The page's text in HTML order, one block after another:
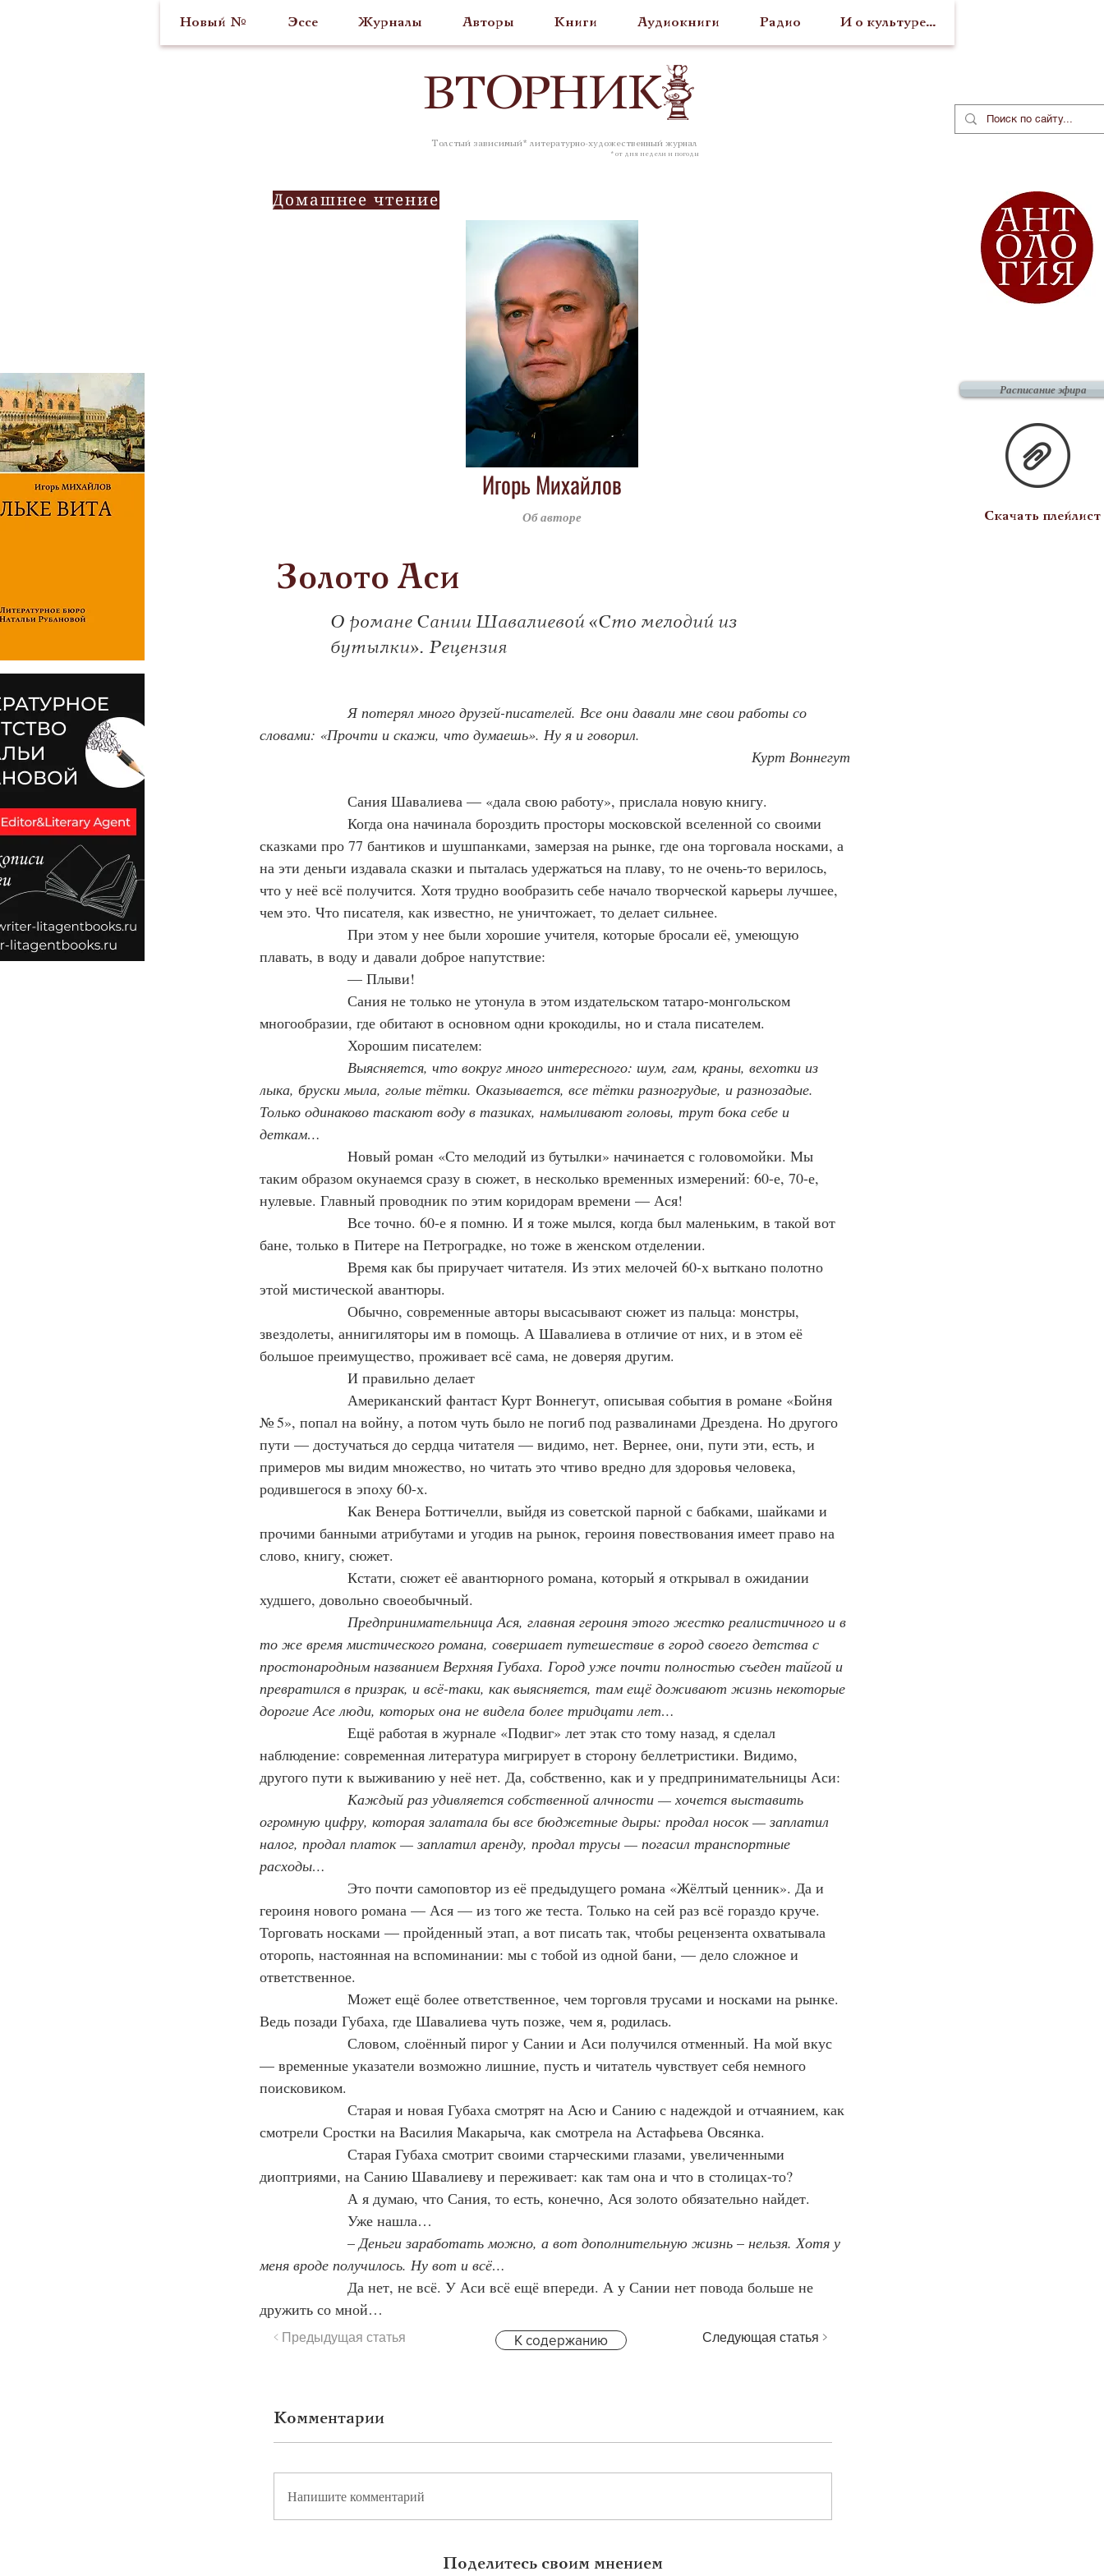
Новый № Эссе Журналы Авторы Книги Аудиокниги Радио И о культуре...
ВТОРНИК
Толстый зависимый* литературно-художественный журнал
* от дня недели и погоды
Домашнее чтение
Игорь Михайлов
Об авторе
Золото Аси
О романе Сании Шавалиевой «Сто мелодий из
бутылки». Рецензия
Я потерял много друзей-писателей. Все они давали мне свои работы со
словами: «Прочти и скажи, что думаешь». Ну я и говорил.
Курт Воннегут
Сания Шавалиева — «дала свою работу», прислала новую книгу.
Когда она начинала бороздить просторы московской вселенной со своими
сказками про 77 бантиков и шушпанками, замерзая на рынке, где она торговала носками, а
на эти деньги издавала сказки и пыталась удержаться на плаву, то не очень-то верилось,
что у неё всё получится. Хотя трудно вообразить себе начало творческой карьеры лучшее,
чем это. Что писателя, как известно, не уничтожает, то делает сильнее.
При этом у нее были хорошие учителя, которые бросали её, умеющую
плавать, в воду и давали доброе напутствие:
— Плыви!
Сания не только не утонула в этом издательском татаро-монгольском
многообразии, где обитают в основном одни крокодилы, но и стала писателем.
Хорошим писателем:
Выясняется, что вокруг много интересного: шум, гам, краны, вехотки из
лыка, бруски мыла, голые тётки. Оказывается, все тётки разногрудые, и разнозадые.
Только одинаково таскают воду в тазиках, намыливают головы, трут бока себе и
деткам…
Новый роман «Сто мелодий из бутылки» начинается с головомойки. Мы
таким образом окунаемся сразу в сюжет, в несколько временных измерений: 60-е, 70-е,
нулевые. Главный проводник по этим коридорам времени — Ася!
Все точно. 60-е я помню. И я тоже мылся, когда был маленьким, в такой вот
бане, только в Питере на Петроградке, но тоже в женском отделении.
Время как бы приручает читателя. Из этих мелочей 60-х выткано полотно
этой мистической авантюры.
Обычно, современные авторы высасывают сюжет из пальца: монстры,
звездолеты, аннигиляторы им в помощь. А Шавалиева в отличие от них, и в этом её
большое преимущество, проживает всё сама, не доверяя другим.
И правильно делает
Американский фантаст Курт Воннегут, описывая события в романе «Бойня
№ 5», попал на войну, а потом чуть было не погиб под развалинами Дрездена. Но другого
пути — достучаться до сердца читателя — видимо, нет. Вернее, они, пути эти, есть, и
примеров мы видим множество, но читать это чтиво вредно для здоровья человека,
родившегося в эпоху 60-х.
Как Венера Боттичелли, выйдя из советской парной с бабками, шайками и
прочими банными атрибутами и угодив на рынок, героиня повествования имеет право на
слово, книгу, сюжет.
Кстати, сюжет её авантюрного романа, который я открывал в ожидании
худшего, довольно своеобычный.
Предпринимательница Ася, главная героиня этого жестко реалистичного и в
то же время мистического романа, совершает путешествие в город своего детства с
простонародным названием Верхняя Губаха. Город уже почти полностью съеден тайгой и
превратился в призрак, и всё-таки, как выясняется, там ещё доживают жизнь некоторые
дорогие Асе люди, которых она не видела более тридцати лет…
Ещё работая в журнале «Подвиг» лет этак сто тому назад, я сделал
наблюдение: современная литература мигрирует в сторону беллетристики. Видимо,
другого пути к выживанию у неё нет. Да, собственно, как и у предпринимательницы Аси:
Каждый раз удивляется собственной алчности — хочется выставить
огромную цифру, которая залатала бы все бюджетные дыры: продал носок — заплатил
налог, продал платок — заплатил аренду, продал трусы — погасил транспортные
расходы…
Это почти самоповтор из её предыдущего романа «Жёлтый ценник». Да и
героиня нового романа — Ася — из того же теста. Только на сей раз всё гораздо круче.
Торговать носками — пройденный этап, а вот писать так, чтобы рецензента охватывала
оторопь, настоянная на вспоминании: мы с тобой из одной бани, — дело сложное и
ответственное.
Может ещё более ответственное, чем торговля трусами и носками на рынке.
Ведь позади Губаха, где Шавалиева чуть позже, чем я, родилась.
Словом, слоённый пирог у Сании и Аси получился отменный. На мой вкус
— временные указатели возможно лишние, пусть и читатель чувствует себя немного
поисковиком.
Старая и новая Губаха смотрят на Асю и Санию с надеждой и отчаянием, как
смотрели Сростки на Василия Макарыча, как смотрела на Астафьева Овсянка.
Старая Губаха смотрит своими старческими глазами, увеличенными
диоптриями, на Санию Шавалиеву и переживает: как там она и что в столицах-то?
А я думаю, что Сания, то есть, конечно, Ася золото обязательно найдет.
Уже нашла…
– Деньги заработать можно, а вот дополнительную жизнь – нельзя. Хотя у
меня вроде получилось. Ну вот и всё…
Да нет, не всё. У Аси всё ещё впереди. А у Сании нет повода больше не
дружить со мной…
< Предыдущая статья К содержанию Следующая статья >
Комментарии
Напишите комментарий
Поделитесь своим мнением
Расписание эфира
Скачать плейлист